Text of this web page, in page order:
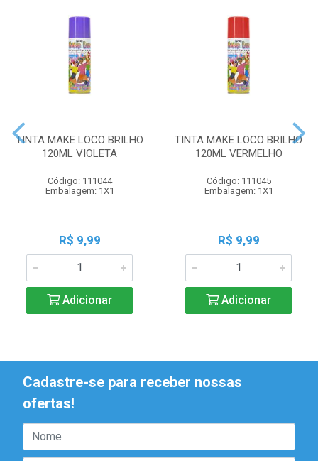
TINTA MAKE LOCO BRILHO
120ML VIOLETA
Código: 111044
Embalagem: 1X1
R$ 9,99
Adicionar
TINTA MAKE LOCO BRILHO
120ML VERMELHO
Código: 111045
Embalagem: 1X1
R$ 9,99
Adicionar
Cadastre-se para receber nossas
ofertas!